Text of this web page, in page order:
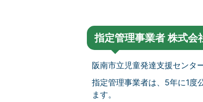
指定管理事業者 株式会
阪南市立児童発達支援センタ
指定管理事業者は、5年に1度
ます。